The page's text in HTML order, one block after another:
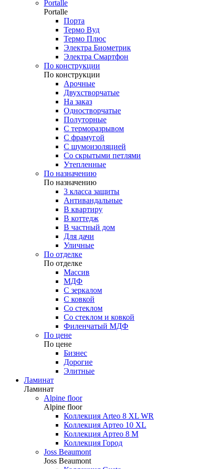
Portalle
Portalle
Порта
Термо Вуд
Термо Плюс
Электра Биометрик
Электра Смартфон
По конструкции
По конструкции
Арочные
Двухстворчатые
На заказ
Одностворчатые
Полуторные
С терморазрывом
С фрамугой
С шумоизоляцией
Со скрытыми петлями
Утепленные
По назначению
По назначению
3 класса защиты
Антивандальные
В квартиру
В коттедж
В частный дом
Для дачи
Уличные
По отделке
По отделке
Массив
МДФ
С зеркалом
С ковкой
Со стеклом
Со стеклом и ковкой
Филенчатый МДФ
По цене
По цене
Бизнес
Дорогие
Элитные
Ламинат
Ламинат
Alpine floor
Alpine floor
Коллекция Arteo 8 XL WR
Коллекция Артео 10 XL
Коллекция Артео 8 М
Коллекция Город
Joss Beaumont
Joss Beaumont